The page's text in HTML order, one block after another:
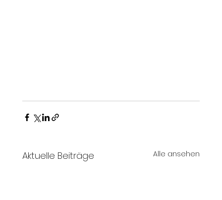
Aktuelle Beiträge Alle ansehen